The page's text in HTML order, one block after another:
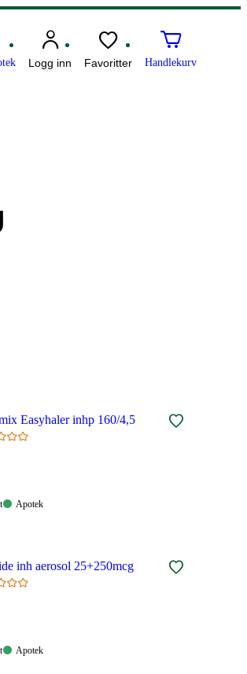
Logg inn Favoritter Handlekurv
Easyhaler inhp 160/4,5
Apotek:
Apotek
inh aerosol 25+250mcg
Apotek:
Apotek